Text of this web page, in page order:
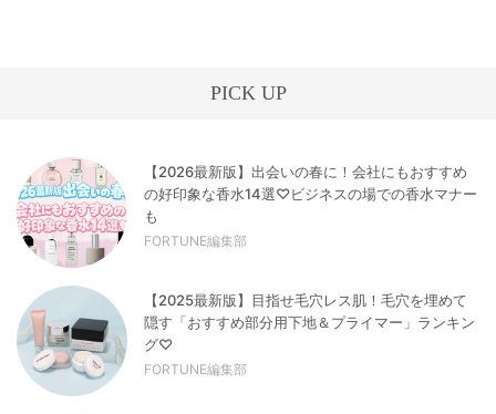
PICK UP
【2026最新版】出会いの春に！会社にもおすすめ
の好印象な香水14選♡ビジネスの場での香水マナー
も
FORTUNE編集部
【2025最新版】目指せ毛穴レス肌！毛穴を埋めて
隠す「おすすめ部分用下地＆プライマー」ランキン
グ♡
FORTUNE編集部